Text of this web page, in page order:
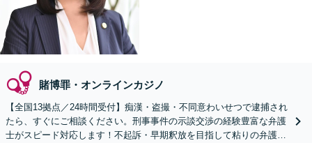
賭博罪・オンラインカジノ
【全国13拠点／24時間受付】痴漢・盗撮・不同意わいせつで逮捕され
たら、すぐにご相談ください。刑事事件の示談交渉の経験豊富な弁護
士がスピード対応します！不起訴・早期釈放を目指して粘りの弁護活